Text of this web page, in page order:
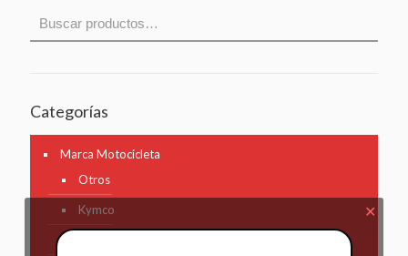
Categorías
Marca Motocicleta
Otros
Kymco ✕